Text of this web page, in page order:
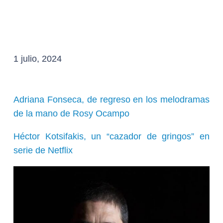
1 julio, 2024
Adriana Fonseca, de regreso en los melodramas
de la mano de Rosy Ocampo
Héctor Kotsifakis, un “cazador de gringos” en
serie de Netflix